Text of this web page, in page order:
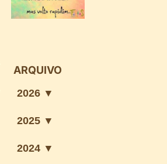
ARQUIVO
2026 ▼
2025 ▼
2024 ▼